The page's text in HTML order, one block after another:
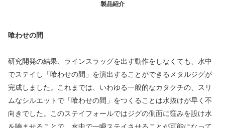
製品紹介
喰わせの間
研究開発の結果、ラインスラッグを出す動作をしなくても、水中
でステイし「喰わせの間」を演出することができるメタルジグが
完成しました。これまでは、いわゆる一般的なカタクチの、スリ
ムなシルエットで「喰わせの間」をつくることは水抜けが早く不
向きでした。このステイフォールではジグの側面に窪みを設け水